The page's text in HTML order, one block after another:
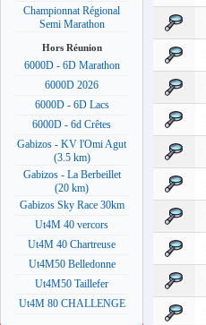
Championnat Régional
Semi Marathon
Hors Réunion
6000D - 6D Marathon
6000D 2026
6000D - 6D Lacs
6000D - 6d Crêtes
Gabizos - KV l'Omi Agut
(3.5 km)
Gabizos - La Berbeillet
(20 km)
Gabizos Sky Race 30km
Ut4M 40 vercors
Ut4M 40 Chartreuse
Ut4M50 Belledonne
Ut4M50 Taillefer
Ut4M 80 CHALLENGE